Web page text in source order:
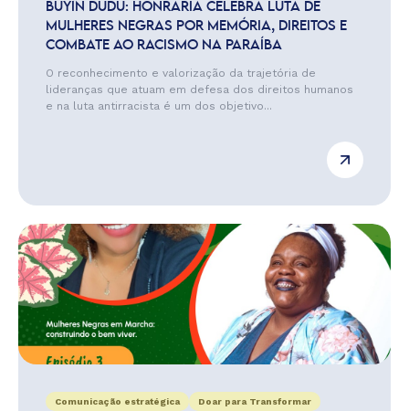
BUYÌN DUDU: HONRARIA CELEBRA LUTA DE
MULHERES NEGRAS POR MEMÓRIA, DIREITOS E
COMBATE AO RACISMO NA PARAÍBA
O reconhecimento e valorização da trajetória de
lideranças que atuam em defesa dos direitos humanos
e na luta antirracista é um dos objetivo...
Comunicação estratégica Doar para Transformar